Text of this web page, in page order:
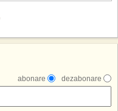
�Luna� ar putea deveni
doar o locatie, ci poate mai
cofondator al Moon World
2026 ar putea deveni un an
dezabonare
abonare